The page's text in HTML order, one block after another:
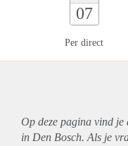
07
Per direct
Op deze pagina vind
in Den Bosch. Als je